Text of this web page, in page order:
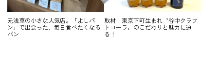
元浅草の小さな人気店。「よしパ
ン」で出会った、毎日食べたくなる
パン
取材｜東京下町生まれ〝谷中クラフ
トコーラ〟のこだわりと魅力に迫
る！